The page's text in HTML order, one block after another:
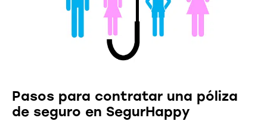
Pasos para contratar una póliza
de seguro en SegurHappy